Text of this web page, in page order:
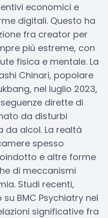
economici e
digitali. Questo ha
fra creator per
più estreme, con
fisica e mentale. La
Chinari, popolare
nel luglio 2023,
dirette di
da disturbi
da alcol. La realtà
spesso
e altre forme
di meccanismi
Studi recenti,
BMC Psychiatry nel
significative fra